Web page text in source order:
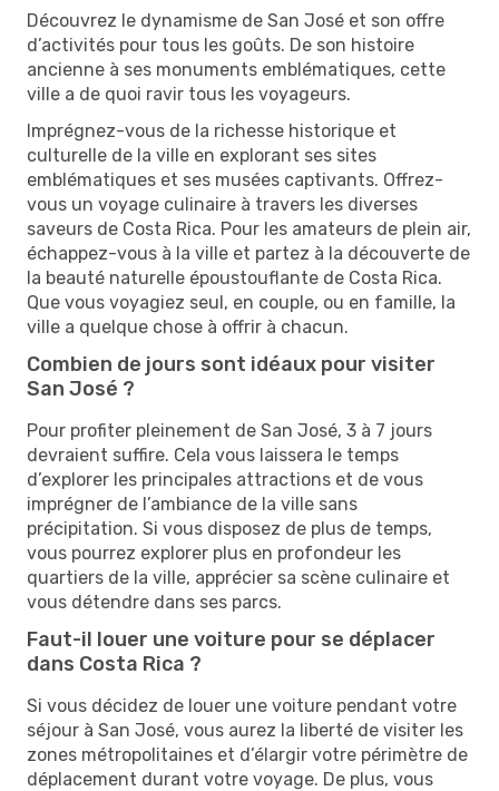
Découvrez le dynamisme de San José et son offre
d’activités pour tous les goûts. De son histoire
ancienne à ses monuments emblématiques, cette
ville a de quoi ravir tous les voyageurs.
Imprégnez-vous de la richesse historique et
culturelle de la ville en explorant ses sites
emblématiques et ses musées captivants. Offrez-
vous un voyage culinaire à travers les diverses
saveurs de Costa Rica. Pour les amateurs de plein air,
échappez-vous à la ville et partez à la découverte de
la beauté naturelle époustouflante de Costa Rica.
Que vous voyagiez seul, en couple, ou en famille, la
ville a quelque chose à offrir à chacun.
Combien de jours sont idéaux pour visiter
San José ?
Pour profiter pleinement de San José, 3 à 7 jours
devraient suffire. Cela vous laissera le temps
d’explorer les principales attractions et de vous
imprégner de l’ambiance de la ville sans
précipitation. Si vous disposez de plus de temps,
vous pourrez explorer plus en profondeur les
quartiers de la ville, apprécier sa scène culinaire et
vous détendre dans ses parcs.
Faut-il louer une voiture pour se déplacer
dans Costa Rica ?
Si vous décidez de louer une voiture pendant votre
séjour à San José, vous aurez la liberté de visiter les
zones métropolitaines et d’élargir votre périmètre de
déplacement durant votre voyage. De plus, vous